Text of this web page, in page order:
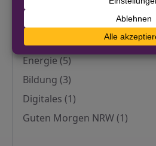
Wetter
Energie(5)
Bildung (3)
Digitales (1)
Guten Morgen NRW(1)